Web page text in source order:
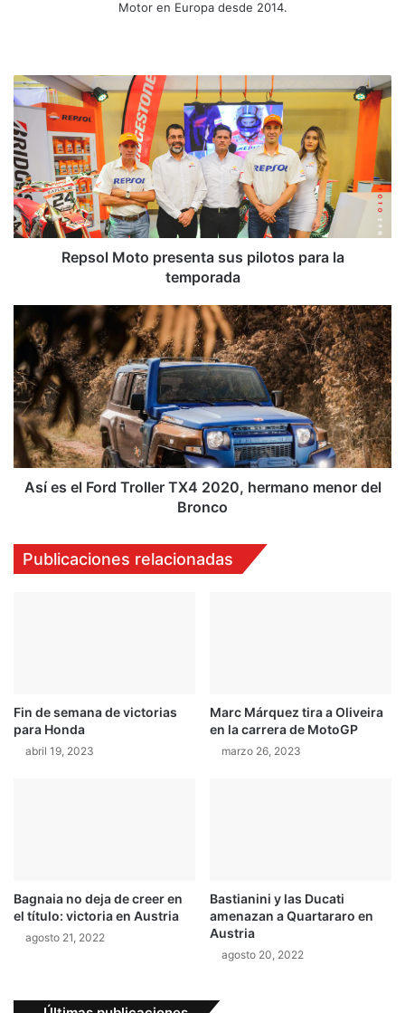
Motor en Europa desde 2014.
Repsol
Moto
presenta
sus
pilotos
para
la
temporada
Repsol Moto presenta sus pilotos para la
temporada
es
el
Ford
Troller
TX4
2020,
hermano
menor
delAsí es el Ford Troller TX4 2020, hermano menor del
Bronco
Publicaciones relacionadas
Fin de semana de victorias
para Honda
abril 19, 2023
Marc Márquez tira a Oliveira
en la carrera de MotoGP
marzo 26, 2023
Bagnaia no deja de creer en
el título: victoria en Austria
agosto 21, 2022
Bastianini y las Ducati
amenazan a Quartararo en
Austria
agosto 20, 2022